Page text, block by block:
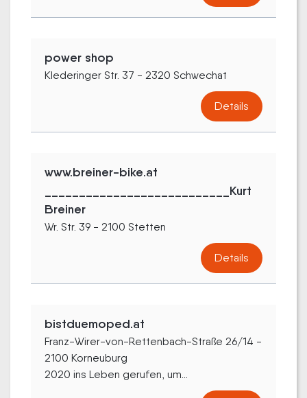
power shop
Klederinger Str. 37 - 2320 Schwechat
Details
www.breiner-bike.at
___________________________Kurt
Breiner
Wr. Str. 39 - 2100 Stetten
Details
bistduemoped.at
Franz-Wirer-von-Rettenbach-Straße 26/14 -
2100 Korneuburg
2020 ins Leben gerufen, um...